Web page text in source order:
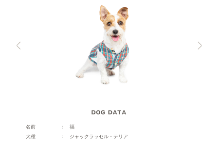
名前
福
犬種
ジャックラッセル・テリア